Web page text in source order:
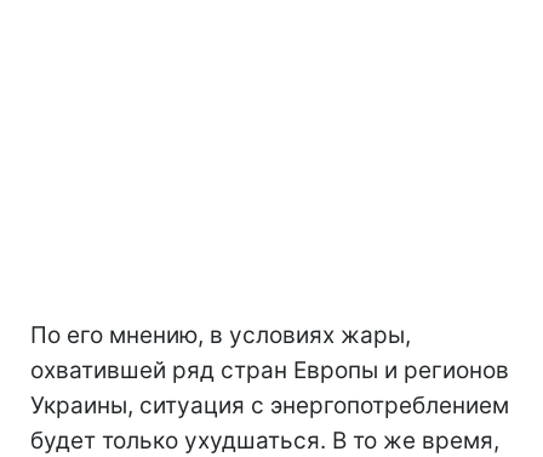
По его мнению, в условиях жары,
охватившей ряд стран Европы и регионов
Украины, ситуация с энергопотреблением
будет только ухудшаться. В то же время,